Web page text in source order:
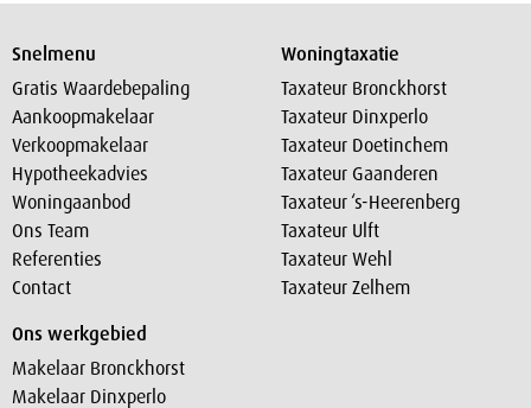
Snelmenu
Gratis Waardebepaling
Aankoopmakelaar
Verkoopmakelaar
Hypotheekadvies
Woningaanbod
Ons Team
Referenties
Contact
Woningtaxatie
Taxateur Bronckhorst
Taxateur Dinxperlo
Taxateur Doetinchem
Taxateur Gaanderen
Taxateur ‘s-Heerenberg
Taxateur Ulft
Taxateur Wehl
Taxateur Zelhem
Ons werkgebied
Makelaar Bronckhorst
Makelaar Dinxperlo